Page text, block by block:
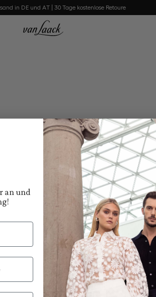
in DE und AT | 30 Tage kostenlose Retoure
an und